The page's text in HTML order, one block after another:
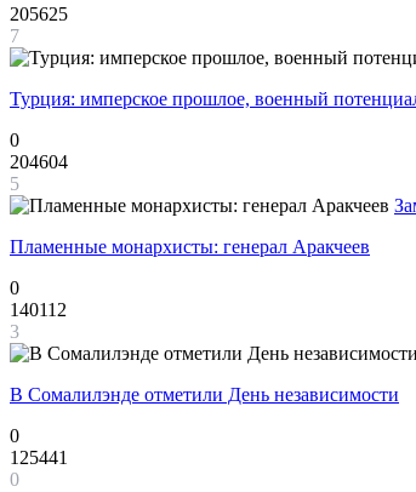
205625
7
Турция: имперское прошлое, военный
0
204604
5
Пламенные монархисты: генерал Аракчеев
0
140112
3
В Сомалилэнде отметили День независимости
0
125441
0